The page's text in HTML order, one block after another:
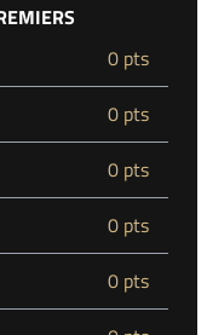
0 pts
0 pts
0 pts
0 pts
0 pts